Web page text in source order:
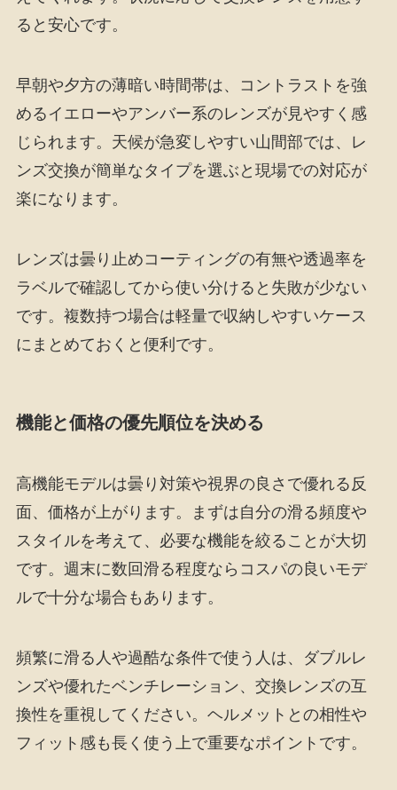
ると安心です。
早朝や夕方の薄暗い時間帯は、コントラストを強
めるイエローやアンバー系のレンズが見やすく感
じられます。天候が急変しやすい山間部では、レ
ンズ交換が簡単なタイプを選ぶと現場での対応が
楽になります。
レンズは曇り止めコーティングの有無や透過率を
ラベルで確認してから使い分けると失敗が少ない
です。複数持つ場合は軽量で収納しやすいケース
にまとめておくと便利です。
機能と価格の優先順位を決める
高機能モデルは曇り対策や視界の良さで優れる反
面、価格が上がります。まずは自分の滑る頻度や
スタイルを考えて、必要な機能を絞ることが大切
です。週末に数回滑る程度ならコスパの良いモデ
ルで十分な場合もあります。
頻繁に滑る人や過酷な条件で使う人は、ダブルレ
ンズや優れたベンチレーション、交換レンズの互
換性を重視してください。ヘルメットとの相性や
フィット感も長く使う上で重要なポイントです。